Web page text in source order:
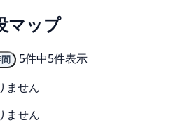
マップ
5件中5件表示
ません
ません